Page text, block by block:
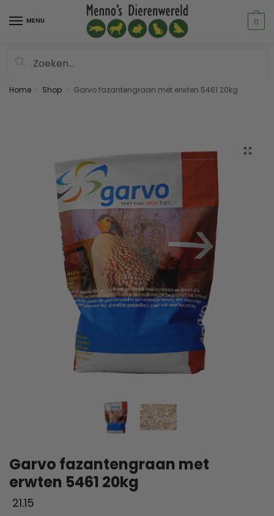
MENU 0
Home Shop Garvo fazantengraan met erwten 5461 20kg
Garvo fazantengraan met
erwten 5461 20kg
21.15